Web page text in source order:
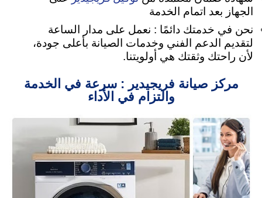
الجهاز بعد اتمام الخدمة
نحن في خدمتك دائمًا : نعمل على مدار الساعة
لتقديم الدعم الفني وخدمات الصيانة بأعلى جودة،
لأن راحتك وثقتك هي أولويتنا.
مركز صيانة فريجيدير : سرعة في الخدمة
والتزام في الأداء